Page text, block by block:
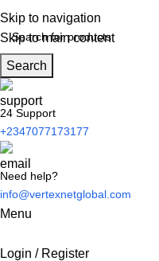
Skip to navigation
Skip to main content
Search
24 Support
+2347077173177
Need help?
info@vertexnetglobal.com
Menu
Login / Register